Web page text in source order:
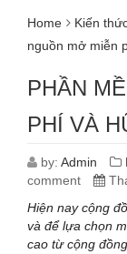
Home Kiến
nguồn mở miễn
PHẦN
PHÍ VÀ
by: Admin
comment
Hiện nay cộng
và để lựa chọn
cao từ cộng